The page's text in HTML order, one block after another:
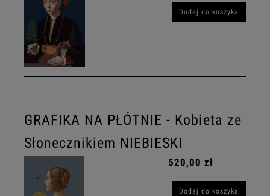
Dodaj do koszyka
GRAFIKA NA PŁÓTNIE - Kobieta ze
Słonecznikiem NIEBIESKI
520,00 zł
Dodaj do koszyka